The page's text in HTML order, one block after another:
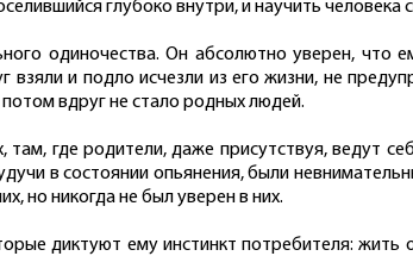
глубоко внутри, и научить человека
одиночества. Он абсолютно уверен, что
и подло исчезли из его жизни, не
вдруг не стало родных людей.
где родители, даже присутствуя, ведут
в состоянии опьянения, были
но никогда не был уверен в них.
диктуют ему инстинкт потребителя: жить